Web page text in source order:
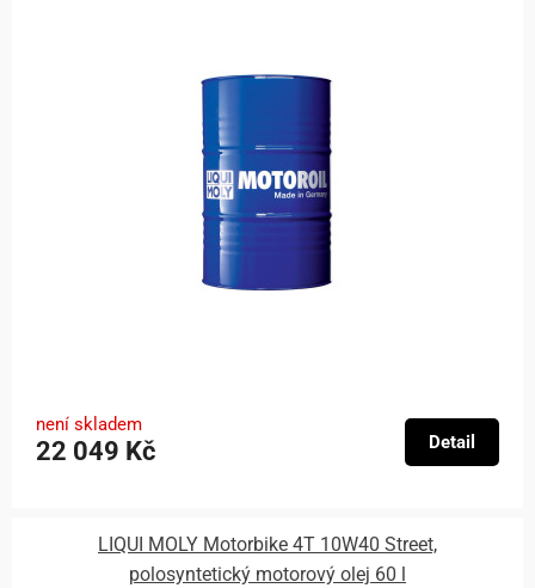
není skladem
22 049 Kč Detail
LIQUI MOLY Motorbike 4T 10W40 Street,
polosyntetický motorový olej 60 l